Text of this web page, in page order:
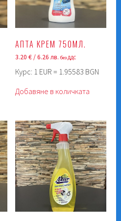
АПТА КРЕМ 750МЛ.
3.20 €/ 6.26 лв. без ДДС
Курс: 1 EUR = 1.95583 BGN
Добавяне в количката